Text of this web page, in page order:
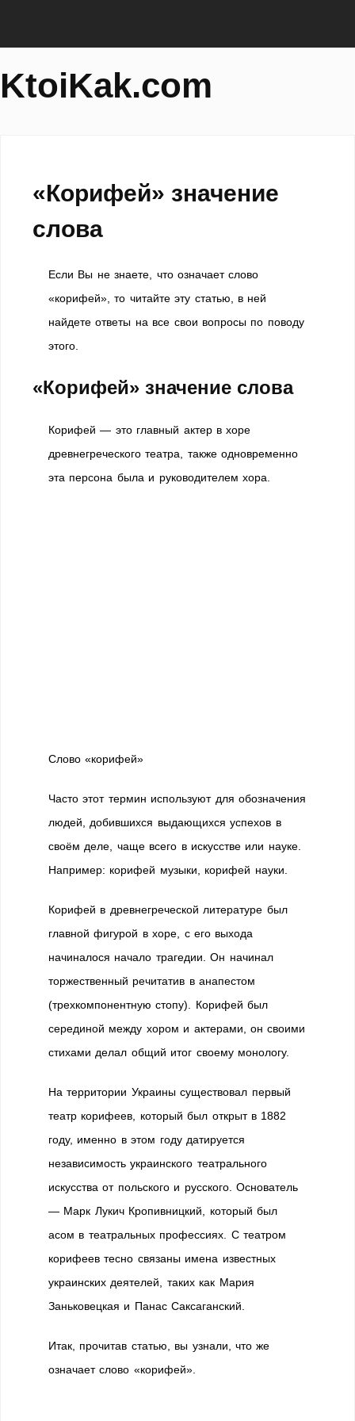
KtoiKak.com
«Корифей» значение
слова
Если Вы не знаете, что означает слово
«корифей», то читайте эту статью, в ней
найдете ответы на все свои вопросы по поводу
этого.
«Корифей» значение слова
Корифей — это главный актер в хоре
древнегреческого театра, также одновременно
эта персона была и руководителем хора.
Слово «корифей»
Часто этот термин используют для обозначения
людей, добившихся выдающихся успехов в
своём деле, чаще всего в искусстве или науке.
Например: корифей музыки, корифей науки.
Корифей в древнегреческой литературе был
главной фигурой в хоре, с его выхода
начиналося начало трагедии. Он начинал
торжественный речитатив в анапестом
(трехкомпонентную стопу). Корифей был
серединой между хором и актерами, он своими
стихами делал общий итог своему монологу.
На территории Украины существовал первый
театр корифеев, который был открыт в 1882
году, именно в этом году датируется
независимость украинского театрального
искусства от польского и русского. Основатель
— Марк Лукич Кропивницкий, который был
асом в театральных профессиях. С театром
корифеев тесно связаны имена известных
украинских деятелей, таких как Мария
Заньковецкая и Панас Саксаганский.
Итак, прочитав статью, вы узнали, что же
означает слово «корифей».